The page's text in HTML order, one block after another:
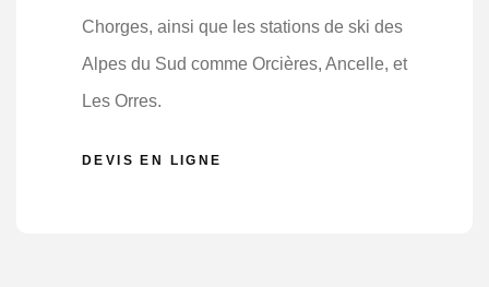
Chorges, ainsi que les stations de ski des
Alpes du Sud comme Orcières, Ancelle, et
Les Orres.
DEVIS EN LIGNE